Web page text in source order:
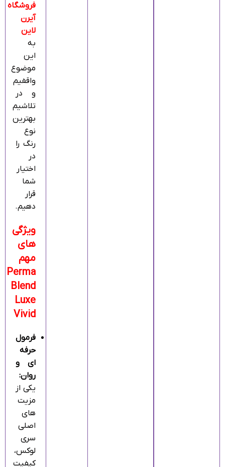
فروشگاه
آیرن
لاین
به
این
موضوع
واقفیم
و در
تلاشیم
بهترین
نوع
رنگ را
در
اختیار
شما
قرار
دهیم.
ویژگی‌
های
مهم
Perma
Blend
Luxe
Vivid
فرمول
حرفه‌
ای و
روان:
یکی از
مزیت‌
های
اصلی
سری
لوکس،
کیفیت